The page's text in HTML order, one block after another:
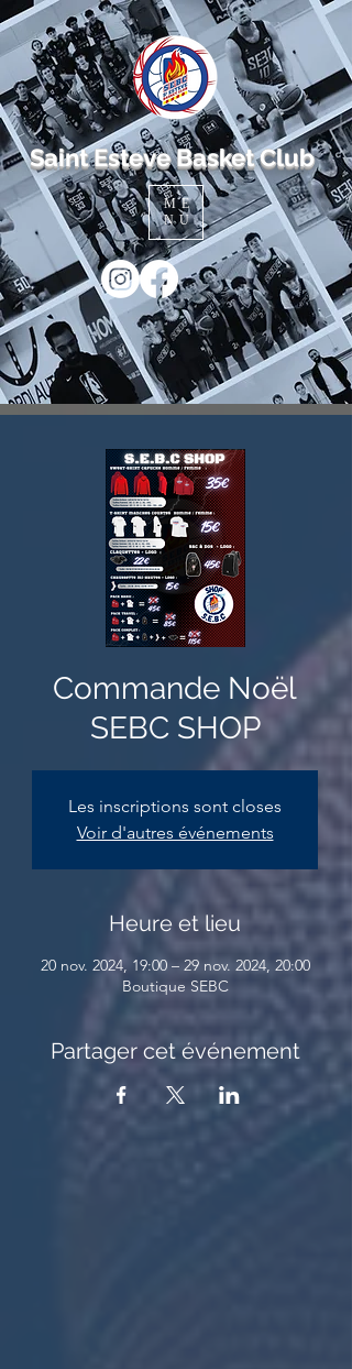
Saint Esteve Basket Club
ME
NU
Commande Noël
SEBC SHOP
Les inscriptions sont closes
Voir d'autres événements
Heure et lieu
20 nov. 2024, 19:00 – 29 nov. 2024, 20:00
Boutique SEBC
Partager cet événement